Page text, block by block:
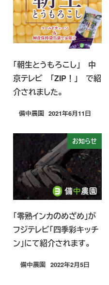
「朝生とうもろこし」 中
京テレビ 「ZIP！」 で紹
介されました。
備中農園
投稿日
2021年6月11日
お知らせ
「零熟インカのめざめ」が
フジテレビ「四季彩キッチ
ン」にて紹介されます。
備中農園
投稿日
2022年2月5日